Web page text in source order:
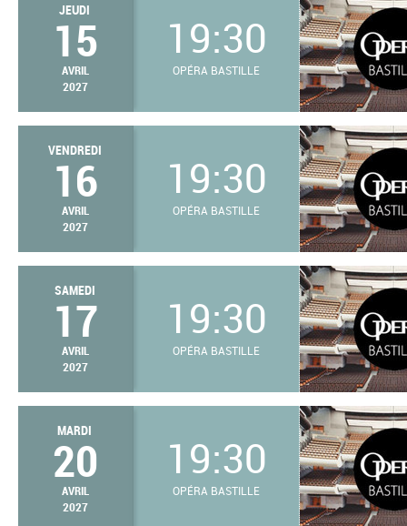
JEUDI
15
AVRIL
2027
19:30
OPÉRA BASTILLE
VENDREDI
16
AVRIL
2027
19:30
OPÉRA BASTILLE
SAMEDI
17
AVRIL
2027
19:30
OPÉRA BASTILLE
MARDI
20
AVRIL
2027
19:30
OPÉRA BASTILLE